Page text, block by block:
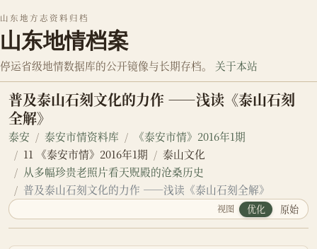
山东地方志资料归档
山东地情档案
停运省级地情数据库的公开镜像与长期存档。 关于本站
普及泰山石刻文化的力作 ——浅读《泰山石刻
全解》
泰安 泰安市情资料库
《泰安市情》2016年1期
11 《泰安市情》2016年1期
泰山文化
从多幅珍贵老照片看天贶殿的沧桑历史
普及泰山石刻文化的力作 ——浅读《泰山石刻全解》
视图 优化 原始